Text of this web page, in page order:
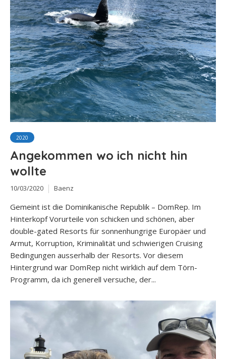
2020
Angekommen wo ich nicht hin
wollte
10/03/2020 Baenz
Gemeint ist die Dominikanische Republik – DomRep. Im
Hinterkopf Vorurteile von schicken und schönen, aber
double-gated Resorts für sonnenhungrige Europäer und
Armut, Korruption, Kriminalität und schwierigen Cruising
Bedingungen ausserhalb der Resorts. Vor diesem
Hintergrund war DomRep nicht wirklich auf dem Törn-
Programm, da ich generell versuche, der...